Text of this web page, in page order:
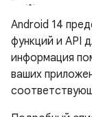
Android 14
функций и API
информация
ваших